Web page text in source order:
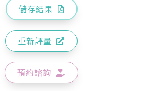
儲存結果
重新評量
預約諮詢